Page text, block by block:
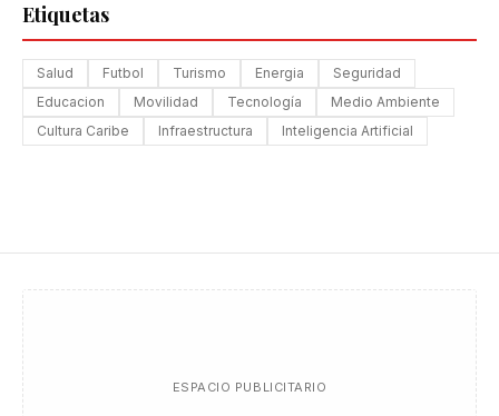
Etiquetas
Salud Futbol Turismo Energia
Seguridad
Educacion
Movilidad Tecnología
Medio Ambiente
Cultura Caribe
Infraestructura Inteligencia Artificial
ESPACIO PUBLICITARIO